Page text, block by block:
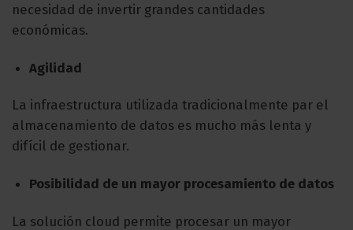
necesidad de invertir grandes cantidades
económicas.
Agilidad
La infraestructura utilizada tradicionalmente par el
almacenamiento de datos es mucho más lenta y
difícil de gestionar.
Posibilidad de un mayor procesamiento de datos
La solución cloud permite procesar un mayor